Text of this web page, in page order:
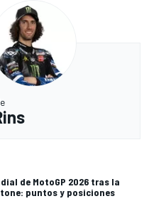
de MotoGP 2026 tras la
puntos y posiciones